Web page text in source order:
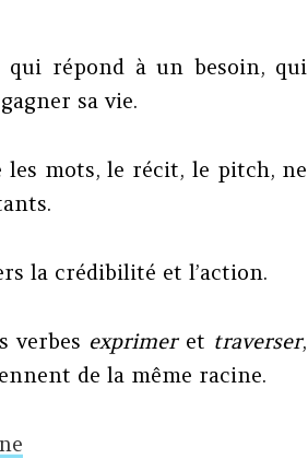
répond à un besoin, qui
sa vie.
mots, le récit, le pitch, ne
la crédibilité et l’action.
verbes exprimeret traverser,
de la même racine.